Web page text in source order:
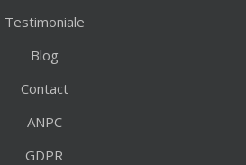
Testimoniale
Blog
Contact
ANPC
GDPR